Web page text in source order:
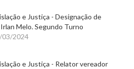
e Justiça - Designação de
Melo. Segundo Turno
03/2024
e Justiça - Relator vereador